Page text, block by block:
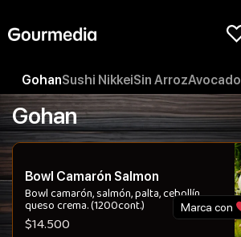
content
GohanSushi NikkeiSin ArrozAvocado
Gohan
Bowl Camarón Salmon
Bowl camarón, salmón, palta, cebollín,
queso crema. (1200cont.)
$14.500
Marca con